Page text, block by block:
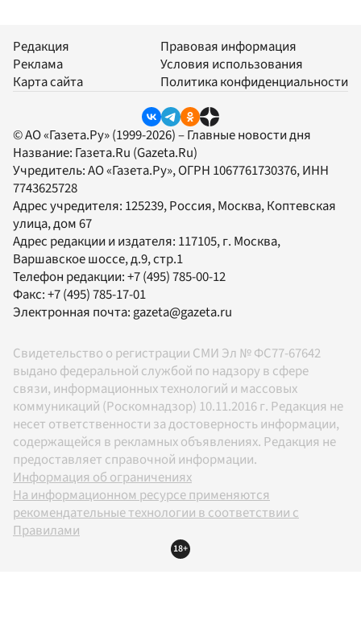
Редакция
Реклама
Карта сайта
Правовая информация
Условия использования
Политика конфиденциальности
© АО «Газета.Ру» (1999-2026) – Главные новости дня
Название: Газета.Ru (Gazeta.Ru)
Учредитель:АО «Газета.Ру», ОГРН 1067761730376, ИНН
7743625728
Адрес учредителя: 125239, Россия, Москва, Коптевская
улица, дом 67
Адрес редакции и издателя: 117105, г. Москва,
Варшавское шоссе, д.9, стр.1
Телефон редакции:+7 (495) 785-00-12
Факс:+7 (495) 785-17-01
Электронная почта: gazeta@gazeta.ru
Свидетельство о регистрации СМИ Эл № ФС77-67642
выдано федеральной службой по надзору в сфере
связи, информационных технологий и массовых
коммуникаций (Роскомнадзор) 10.11.2016 г. Редакция не
несет ответственности за достоверность информации,
содержащейся в рекламных объявлениях. Редакция не
предоставляет справочной информации.
Информация об ограничениях
На информационном ресурсе применяются
рекомендательные технологии в соответствии с
Правилами
18+